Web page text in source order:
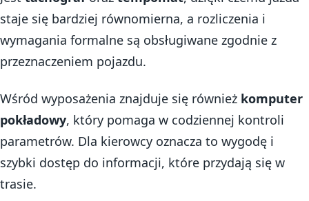
staje się bardziej równomierna, a rozliczenia i
wymagania formalne są obsługiwane zgodnie z
przeznaczeniem pojazdu.
Wśród wyposażenia znajduje się również komputer
pokładowy, który pomaga w codziennej kontroli
parametrów. Dla kierowcy oznacza to wygodę i
szybki dostęp do informacji, które przydają się w
trasie.